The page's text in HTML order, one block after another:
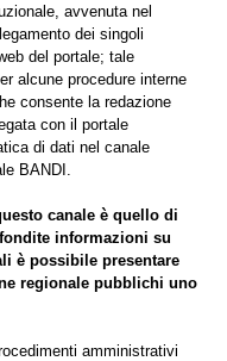
avvenuta nel
dei singoli
del portale; tale
alcune procedure interne
consente la redazione
con il portale
di dati nel canale
BANDI.
canale è quello di
informazioni su
è possibile presentare
regionale pubblichi uno
amministrativi